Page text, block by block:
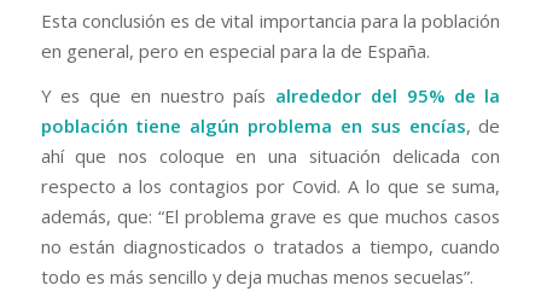
Esta conclusión es de vital importancia para la población
en general, pero en especial para la de España.
Y es que en nuestro país alrededor del 95% de la
población tiene algún problema en sus encías, de
ahí que nos coloque en una situación delicada con
respecto a los contagios por Covid. A lo que se suma,
además, que: “El problema grave es que muchos casos
no están diagnosticados o tratados a tiempo, cuando
todo es más sencillo y deja muchas menos secuelas”.